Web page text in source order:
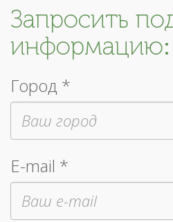
Запросить
информацию:
Город *
E-mail *